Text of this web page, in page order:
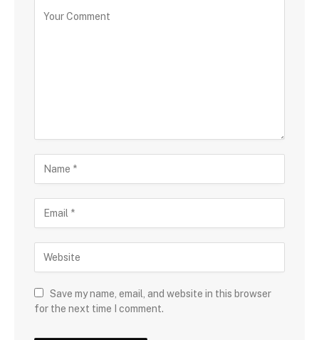
Save my name, email, and website in this browser
for the next time I comment.